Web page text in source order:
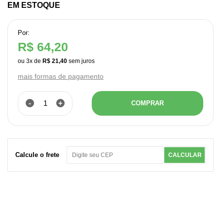
EM ESTOQUE
Por:
R$ 64,20
ou 3x de R$ 21,40
mais formas de pagamento
- + COMPRAR
Calcule o frete CALCULAR